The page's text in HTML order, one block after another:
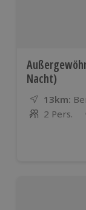
Nacht)
13km:
Anzahl der
2 Pers.